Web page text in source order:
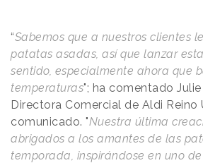
“Sabemos que a nuestros clientes
patatas asadas, así que lanzar
sentido, especialmente ahora que
temperaturas"; ha comentado Julie
Directora Comercial de Aldi Reino
comunicado. "Nuestra última
abrigados a los amantes de las
temporada, inspirándose en uno